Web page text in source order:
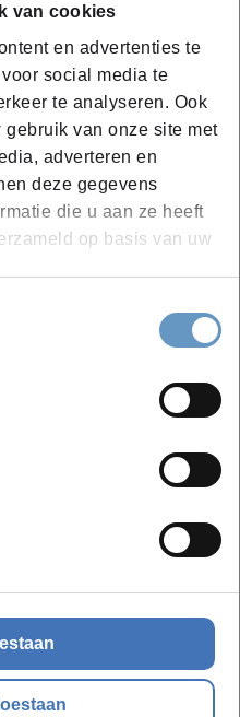
van cookies
en advertenties te
social media te
te analyseren. Ook
van onze site met
adverteren en
deze gegevens
die u aan ze heeft
op basis van uw
en
voorduurzaamheid
hoe je jouw zaak van bij de
met aandacht voor
waarin je
krijgt zodat je de
Want je Start Me Up
van jouw van A
en financiële
kan.